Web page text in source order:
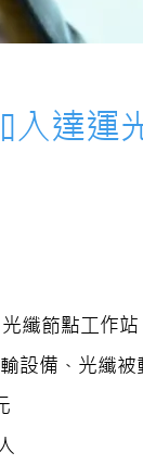
入達運
纖節點工作
設備、光纖